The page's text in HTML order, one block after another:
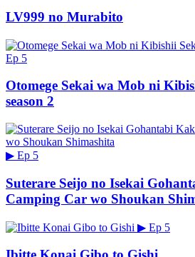
LV999 no Murabito
Ep 5
Otomege Sekai wa Mob ni
season 2
▶ Ep 5
Suterare Seijo no Isekai
Camping Car wo Shoukan
▶ Ep 5